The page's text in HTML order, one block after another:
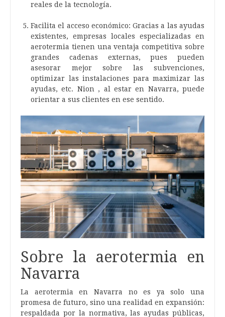
reales de la tecnología.
Facilita el acceso económico: Gracias a las ayudas
existentes, empresas locales especializadas en
aerotermia tienen una ventaja competitiva sobre
grandes cadenas externas, pues pueden
asesorar mejor sobre las subvenciones,
optimizar las instalaciones para maximizar las
ayudas, etc. Nion , al estar en Navarra, puede
orientar a sus clientes en ese sentido.
Sobre la aerotermia en
Navarra
La aerotermia en Navarra no es ya solo una
promesa de futuro, sino una realidad en expansión:
respaldada por la normativa, las ayudas públicas,